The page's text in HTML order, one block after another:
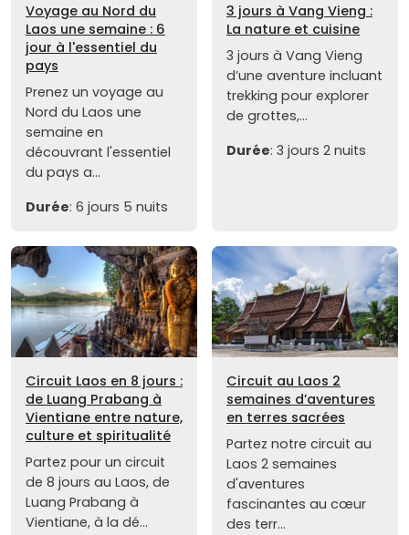
Voyage au Nord du
Laos une semaine : 6
jour à l'essentiel du
pays
Prenez un voyage au
Nord du Laos une
semaine en
découvrant l'essentiel
du pays a...
Durée: 6 jours 5 nuits
3 jours à Vang Vieng :
La nature et cuisine
3 jours à Vang Vieng
d’une aventure incluant
trekking pour explorer
de grottes,...
Durée: 3 jours 2 nuits
Circuit Laos en 8 jours :
de Luang Prabang à
Vientiane entre nature,
culture et spiritualité
Partez pour un circuit
de 8 jours au Laos, de
Luang Prabang à
Vientiane, à la dé...
Circuit au Laos 2
semaines d’aventures
en terres sacrées
Partez notre circuit au
Laos 2 semaines
d'aventures
fascinantes au cœur
des terr...